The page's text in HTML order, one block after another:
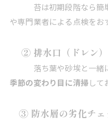
苔は初期段階なら簡単
や専門業者による点検をお
② 排水口（ドレン
落ち葉や砂埃と一緒に
季節の変わり目に清掃 して
③ 防水層の劣化チェ